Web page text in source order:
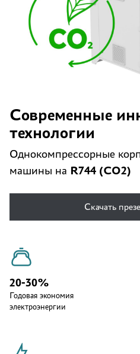
Современные
технологии
Однокомпрессорные
машины на R744 (CO2)
Скачать
20-30%
Годовая экономия
электроэнергии